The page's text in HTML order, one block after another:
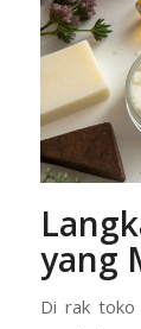
yang
Di rak toko